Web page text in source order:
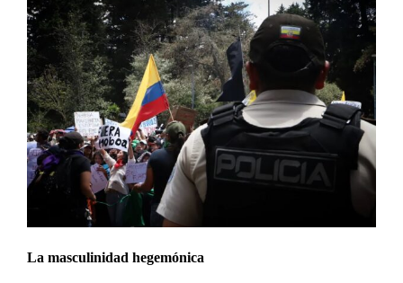
La masculinidad hegemónica